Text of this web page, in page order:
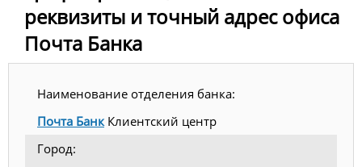
реквизиты и точный адрес офиса
Почта Банка
Наименование отделения банка:
Почта БанкКлиентский центр
Город: